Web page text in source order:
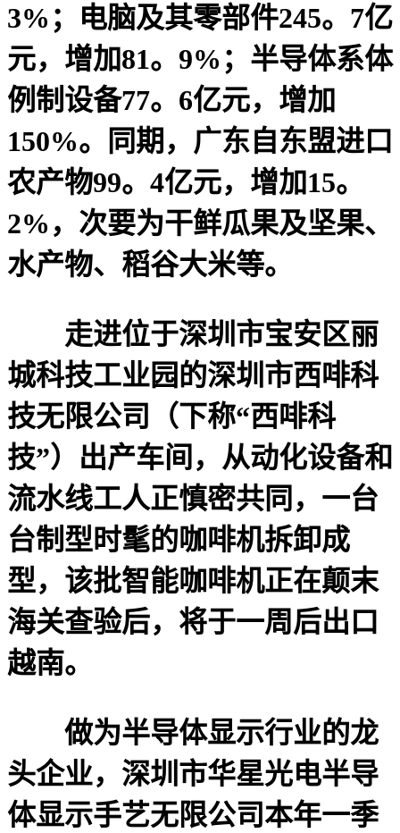
3%；电脑及其零部件245。7亿
元，增加81。9%；半导体系体
例制设备77。6亿元，增加
150%。同期，广东自东盟进口
农产物99。4亿元，增加15。
2%，次要为干鲜瓜果及坚果、
水产物、稻谷大米等。
走进位于深圳市宝安区丽
城科技工业园的深圳市西啡科
技无限公司（下称“西啡科
技”）出产车间，从动化设备和
流水线工人正慎密共同，一台
台制型时髦的咖啡机拆卸成
型，该批智能咖啡机正在颠末
海关查验后，将于一周后出口
越南。
做为半导体显示行业的龙
头企业，深圳市华星光电半导
体显示手艺无限公司本年一季